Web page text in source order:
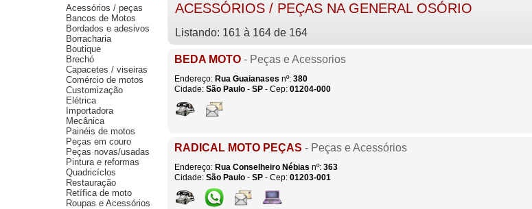
Acessórios / peças
Bancos de Motos
Bordados e adesivos
Borracharia
Boutique
Brechó
Capacetes / viseiras
Comércio de motos
Customização
Elétrica
Importadora
Mecânica
Painéis de motos
Peças em couro
Peças novas/usadas
Pintura e reformas
Quadricíclos
Restauração
Retífica de moto
Roupas e Acessórios
ACESSÓRIOS / PEÇAS NA GENERAL OSÓRIO
Listando: 161 à 164 de 164
BEDA MOTO - Peças e Acessorios
Endereço: Rua Guaianases nº: 380
Cidade: São Paulo - SP - Cep: 01204-000
RADICAL MOTO PEÇAS - Peças e Acessórios
Endereço: Rua Conselheiro Nébias nº: 363
Cidade: São Paulo - SP - Cep: 01203-001